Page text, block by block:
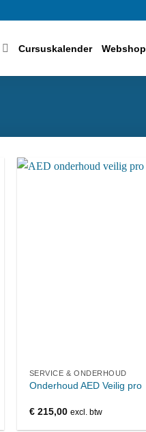
Cursuskalender Webshop
SERVICE & ONDERHOUD
Onderhoud AED Veilig pro
€215,00 excl. btw